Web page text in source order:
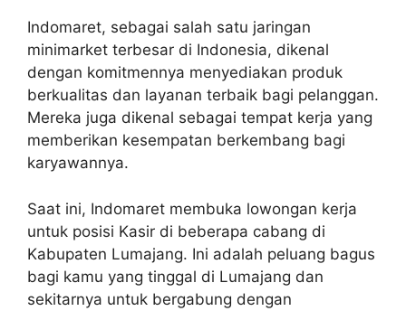
Indomaret, sebagai salah satu jaringan
minimarket terbesar di Indonesia, dikenal
dengan komitmennya menyediakan produk
berkualitas dan layanan terbaik bagi pelanggan.
Mereka juga dikenal sebagai tempat kerja yang
memberikan kesempatan berkembang bagi
karyawannya.
Saat ini, Indomaret membuka lowongan kerja
untuk posisi Kasir di beberapa cabang di
Kabupaten Lumajang. Ini adalah peluang bagus
bagi kamu yang tinggal di Lumajang dan
sekitarnya untuk bergabung dengan